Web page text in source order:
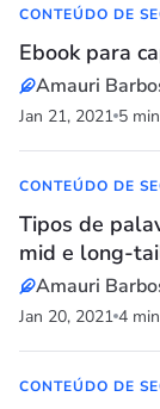
CONTEÚDO DE
Ebook para
Amauri
Jan 21, 2021 5
CONTEÚDO DE
Tipos de
mid e long-
Amauri
Jan 20, 2021 4
CONTEÚDO DE